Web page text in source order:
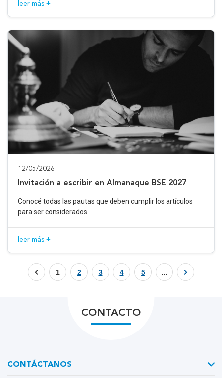
leer más +
12/05/2026
Invitación a escribir en Almanaque BSE 2027
Conocé todas las pautas que deben cumplir los artículos
para ser considerados.
leer más +
1 2 3 4 5 ...
CONTACTO
CONTÁCTANOS